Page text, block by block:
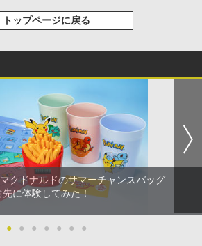
トップページに戻る
クドナルドのサマーチャンスバッグ
に体験してみた！
● ● ● ● ● ● ●